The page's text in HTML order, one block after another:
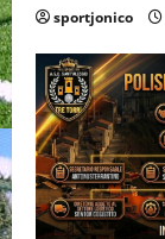
sportjonico